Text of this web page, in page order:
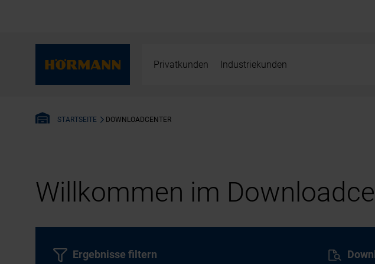
Privatkunden Industriekunden
STARTSEITE DOWNLOADCENTER
Willkommen im
Ergebnisse filtern